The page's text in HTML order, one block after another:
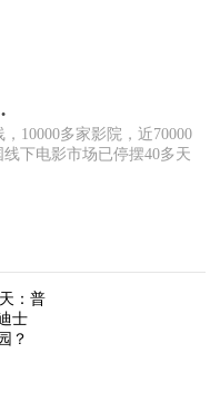
10000多家影院，近70000
下电影市场已停摆40多天